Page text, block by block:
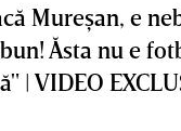
Mureşan, e
Ăsta nu e
| VIDEO